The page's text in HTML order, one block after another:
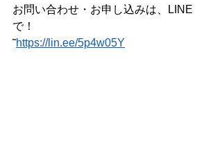
お問い合わせ・お申し込みは、LINE
で！
˜https://lin.ee/5p4w05Y